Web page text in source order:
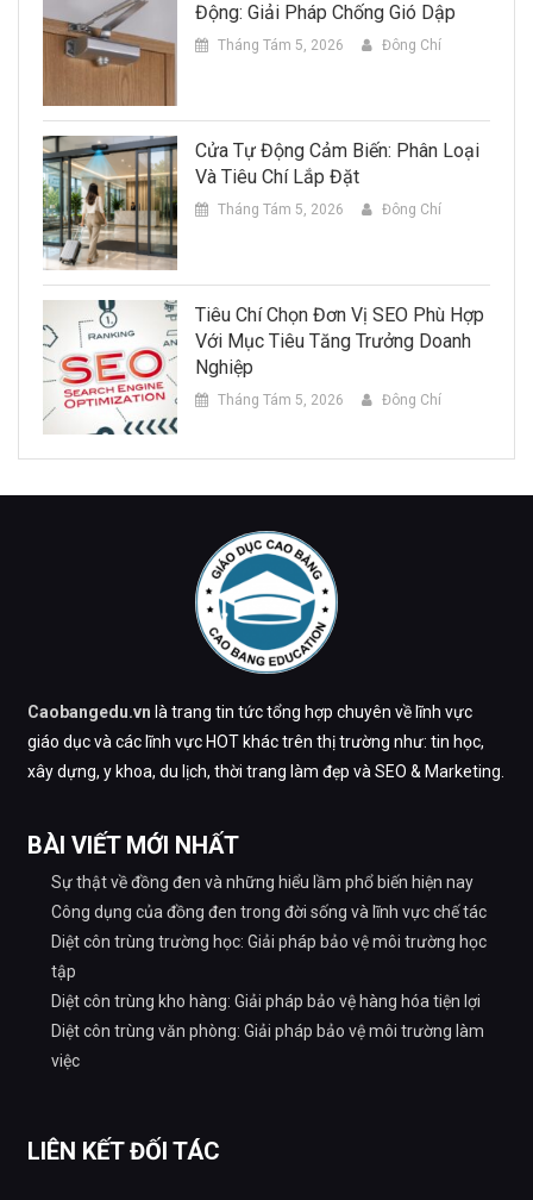
Động: Giải Pháp Chống Gió Dập
Tháng Tám 5, 2026 Đông Chí
Cửa Tự Động Cảm Biến: Phân Loại
Và Tiêu Chí Lắp Đặt
Tháng Tám 5, 2026 Đông Chí
Tiêu Chí Chọn Đơn Vị SEO Phù Hợp
Với Mục Tiêu Tăng Trưởng Doanh
Nghiệp
Tháng Tám 5, 2026 Đông Chí
Caobangedu.vn là trang tin tức tổng hợp chuyên về lĩnh vực
giáo dục và các lĩnh vực HOT khác trên thị trường như: tin học,
xây dựng, y khoa, du lịch, thời trang làm đẹp và SEO & Marketing.
BÀI VIẾT MỚI NHẤT
Sự thật về đồng đen và những hiểu lầm phổ biến hiện nay
Công dụng của đồng đen trong đời sống và lĩnh vực chế tác
Diệt côn trùng trường học: Giải pháp bảo vệ môi trường học
tập
Diệt côn trùng kho hàng: Giải pháp bảo vệ hàng hóa tiện lợi
Diệt côn trùng văn phòng: Giải pháp bảo vệ môi trường làm
việc
LIÊN KẾT ĐỐI TÁC